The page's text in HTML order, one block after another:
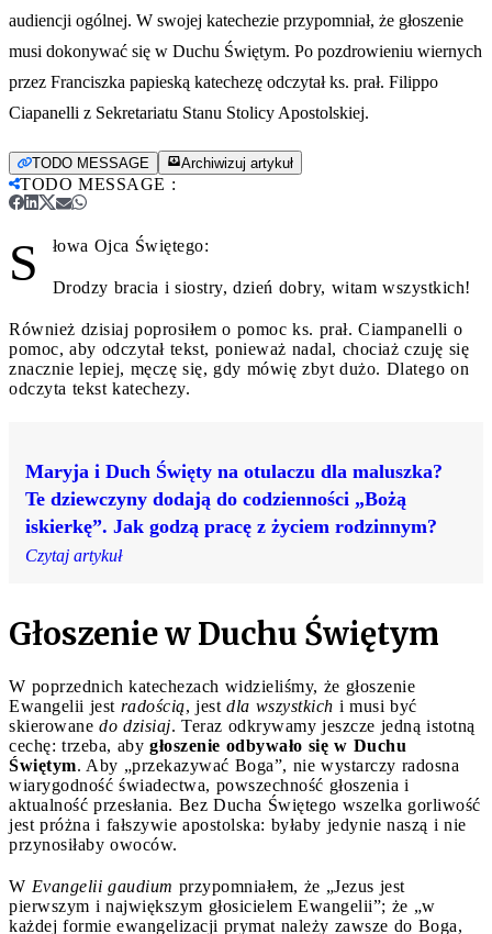
audiencji ogólnej. W swojej katechezie przypomniał, że głoszenie
musi dokonywać się w Duchu Świętym. Po pozdrowieniu wiernych
przez Franciszka papieską katechezę odczytał ks. prał. Filippo
Ciapanelli z Sekretariatu Stanu Stolicy Apostolskiej.
TODO MESSAGE Archiwizuj artykuł
TODO MESSAGE :
S łowa Ojca Świętego:
Drodzy bracia i siostry, dzień dobry, witam wszystkich!
Również dzisiaj poprosiłem o pomoc ks. prał. Ciampanelli o
pomoc, aby odczytał tekst, ponieważ nadal, chociaż czuję się
znacznie lepiej, męczę się, gdy mówię zbyt dużo. Dlatego on
odczyta tekst katechezy.
Maryja i Duch Święty na otulaczu dla maluszka?
Te dziewczyny dodają do codzienności „Bożą
iskierkę”. Jak godzą pracę z życiem rodzinnym?
Czytaj artykuł
Głoszenie w Duchu Świętym
W poprzednich katechezach widzieliśmy, że głoszenie
Ewangelii jest radością, jest dla wszystkich i musi być
skierowane do dzisiaj. Teraz odkrywamy jeszcze jedną istotną
cechę: trzeba, aby głoszenie odbywało się w Duchu
Świętym. Aby „przekazywać Boga”, nie wystarczy radosna
wiarygodność świadectwa, powszechność głoszenia i
aktualność przesłania. Bez Ducha Świętego wszelka gorliwość
jest próżna i fałszywie apostolska: byłaby jedynie naszą i nie
przynosiłaby owoców.
W Evangelii gaudium przypomniałem, że „Jezus jest
pierwszym i największym głosicielem Ewangelii”; że „w
każdej formie ewangelizacji prymat należy zawsze do Boga,